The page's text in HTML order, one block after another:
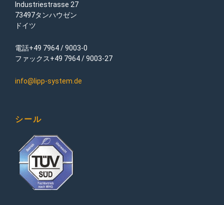
Industriestrasse 27
73497タンハウゼン
ドイツ
電話+49 7964 / 9003-0
ファックス+49 7964 / 9003-27
info@lipp-system.de
シール